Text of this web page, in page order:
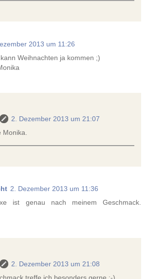
2013 um 11:26
Weihnachten ja kommen ;)
2. Dezember 2013 um 21:07
Monika.
2. Dezember 2013 um 11:36
ist genau nach meinem Geschmack.
2. Dezember 2013 um 21:08